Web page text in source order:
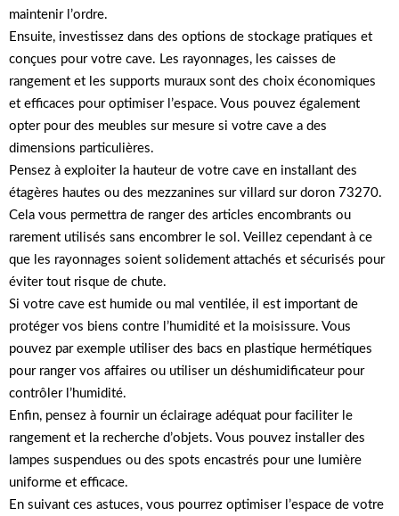
maintenir l’ordre.
Ensuite, investissez dans des options de stockage pratiques et
conçues pour votre cave. Les rayonnages, les caisses de
rangement et les supports muraux sont des choix économiques
et efficaces pour optimiser l’espace. Vous pouvez également
opter pour des meubles sur mesure si votre cave a des
dimensions particulières.
Pensez à exploiter la hauteur de votre cave en installant des
étagères hautes ou des mezzanines sur villard sur doron 73270.
Cela vous permettra de ranger des articles encombrants ou
rarement utilisés sans encombrer le sol. Veillez cependant à ce
que les rayonnages soient solidement attachés et sécurisés pour
éviter tout risque de chute.
Si votre cave est humide ou mal ventilée, il est important de
protéger vos biens contre l’humidité et la moisissure. Vous
pouvez par exemple utiliser des bacs en plastique hermétiques
pour ranger vos affaires ou utiliser un déshumidificateur pour
contrôler l’humidité.
Enfin, pensez à fournir un éclairage adéquat pour faciliter le
rangement et la recherche d’objets. Vous pouvez installer des
lampes suspendues ou des spots encastrés pour une lumière
uniforme et efficace.
En suivant ces astuces, vous pourrez optimiser l’espace de votre